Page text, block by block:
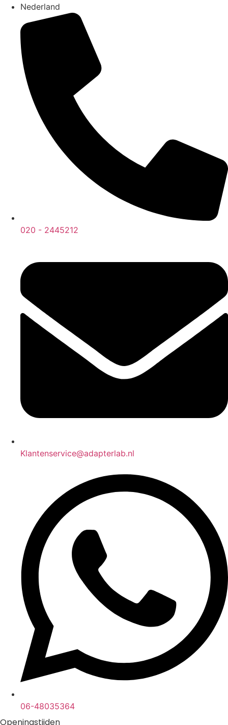
Nederland
020 - 2445212
Klantenservice@adapterlab.nl
06-48035364
Openingstijden